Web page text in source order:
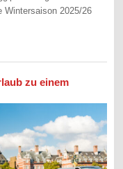
Wintersaison 2025/26
zu einem